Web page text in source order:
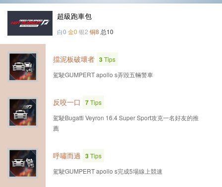
超級跑車包
白0 金0 银2 铜8 总10
擋泥板破壞者 3Tips
駕駛GUMPERT apollo s弄毀五輛警車
反咬一口 7Tips
駕駛Bugatti Veyron 16.4 Super Sport攻克一名好友的推
薦
呼嘯而過 3Tips
駕駛GUMPERT apollo s完成5場線上競速